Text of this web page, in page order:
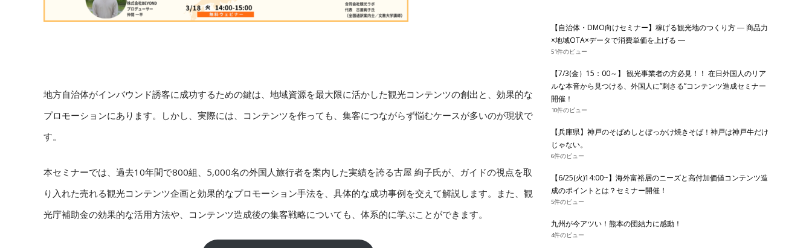
地方自治体がインバウンド誘客に成功するための鍵は、地域資源を最大限に活かした観光コンテンツの創出と、効果的な
プロモーションにあります。しかし、実際には、コンテンツを作っても、集客につながらず悩むケースが多いのが現状で
す。
本セミナーでは、過去10年間で800組、5,000名の外国人旅行者を案内した実績を誇る古屋 絢子氏が、ガイドの視点を取
り入れた売れる観光コンテンツ企画と効果的なプロモーション手法を、具体的な成功事例を交えて解説します。また、観
光庁補助金の効果的な活用方法や、コンテンツ造成後の集客戦略についても、体系的に学ぶことができます。
【自治体・DMO向けセミナー】稼げる観光地のつくり方 ― 商品力
×地域OTA×データで消費単価を上げる ―
51件のビュー
【7/3(金）15：00～】 観光事業者の方必見！！ 在日外国人のリア
ルな本音から見つける、外国人に”刺さる”コンテンツ造成セミナー
開催！
10件のビュー
【兵庫県】神戸のそばめしとぼっかけ焼きそば！神戸は神戸牛だけ
じゃない。
6件のビュー
【6/25(火)14:00~】海外富裕層のニーズと高付加価値コンテンツ造
成のポイントとは？セミナー開催！
5件のビュー
九州が今アツい！熊本の団結力に感動！
4件のビュー